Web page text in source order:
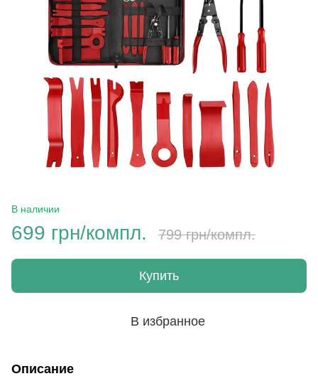
В наличии
699 грн/компл. 799 грн/компл.
Купить
В избранное
Описание